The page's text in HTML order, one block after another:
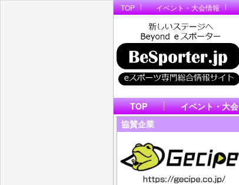
TOP イベント・大会情報
TOP イベント・大会
協賛企業